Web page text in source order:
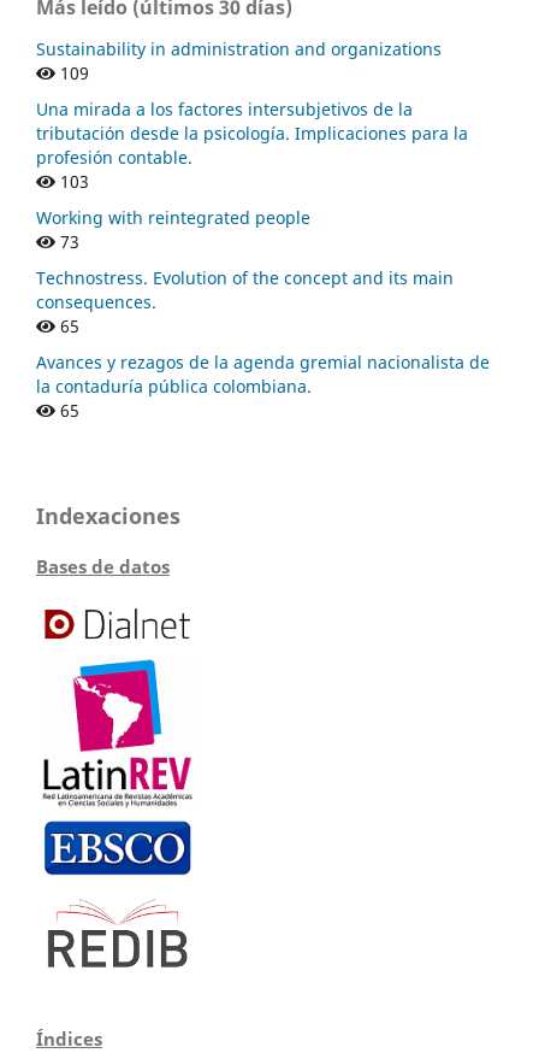
Más leído (últimos 30 días)
Sustainability in administration and organizations
109
Una mirada a los factores intersubjetivos de la
tributación desde la psicología. Implicaciones para la
profesión contable.
103
Working with reintegrated people
73
Technostress. Evolution of the concept and its main
consequences.
65
Avances y rezagos de la agenda gremial nacionalista de
la contaduría pública colombiana.
65
Indexaciones
Bases de datos
Índices